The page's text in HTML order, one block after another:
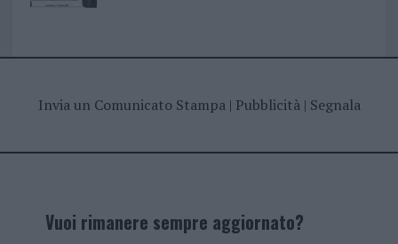
Invia un Comunicato Stampa| Pubblicità| Segnala
Vuoi rimanere sempre aggiornato?